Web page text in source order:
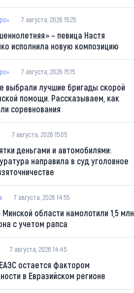
7 августа, 2026 15:25
– певица Настя
исполнила новую композицию
7 августа, 2026 15:15
выбрали лучшие бригады скорой
помощи. Рассказываем, как
соревнования
7 августа, 2026 15:05
деньгами и автомобилями:
направила в суд уголовное
7 августа, 2026 14:55
Минской области намолотили 1,5 млн
с учетом рапса
7 августа, 2026 14:45
остается фактором
в Евразийском регионе